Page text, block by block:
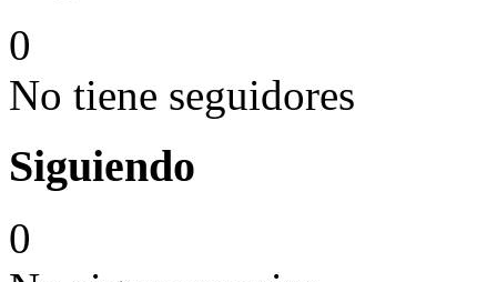
0
No tiene seguidores
Siguiendo
0